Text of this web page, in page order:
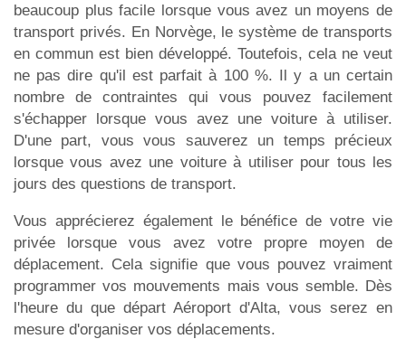
beaucoup plus facile lorsque vous avez un moyens de
transport privés. En Norvège, le système de transports
en commun est bien développé. Toutefois, cela ne veut
ne pas dire qu'il est parfait à 100 %. Il y a un certain
nombre de contraintes qui vous pouvez facilement
s'échapper lorsque vous avez une voiture à utiliser.
D'une part, vous vous sauverez un temps précieux
lorsque vous avez une voiture à utiliser pour tous les
jours des questions de transport.
Vous apprécierez également le bénéfice de votre vie
privée lorsque vous avez votre propre moyen de
déplacement. Cela signifie que vous pouvez vraiment
programmer vos mouvements mais vous semble. Dès
l'heure du que départ Aéroport d'Alta, vous serez en
mesure d'organiser vos déplacements.